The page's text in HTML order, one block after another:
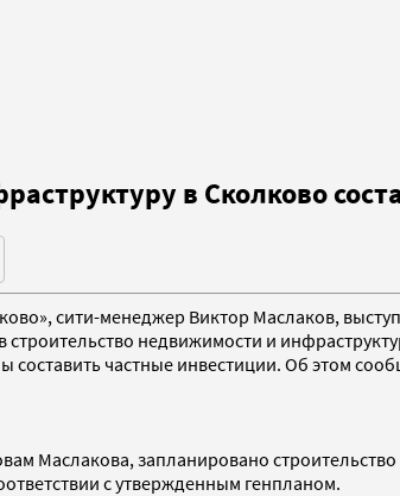
в Сколково
сити-менеджер Виктор Маслаков,
строительство недвижимости и
составить частные инвестиции. Об этом
Маслакова, запланировано
с утвержденным генпланом.